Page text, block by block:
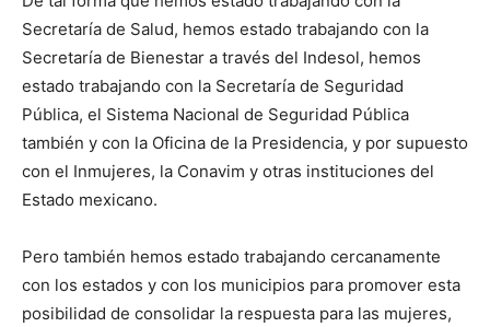
Secretaría de Salud, hemos estado trabajando con la
Secretaría de Bienestar a través del Indesol, hemos
estado trabajando con la Secretaría de Seguridad
Pública, el Sistema Nacional de Seguridad Pública
también y con la Oficina de la Presidencia, y por supuesto
con el Inmujeres, la Conavim y otras instituciones del
Estado mexicano.
Pero también hemos estado trabajando cercanamente
con los estados y con los municipios para promover esta
posibilidad de consolidar la respuesta para las mujeres,